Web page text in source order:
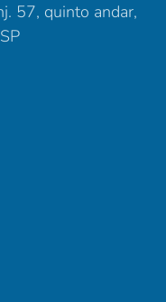
57, quinto andar,